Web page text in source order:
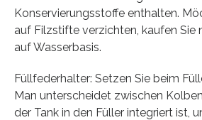
Konservierungsstoffe enthalten.
auf Filzstifte verzichten, kaufen Sie
auf Wasserbasis.
Füllfederhalter: Setzen Sie beim
Man unterscheidet zwischen
der Tank in den Füller integriert ist,